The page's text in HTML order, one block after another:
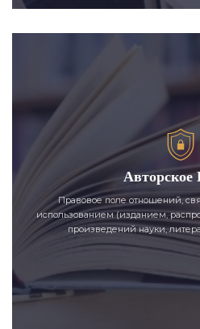
Авторское
Правовое поле отношений,
использованием (изданием,
произведений науки,